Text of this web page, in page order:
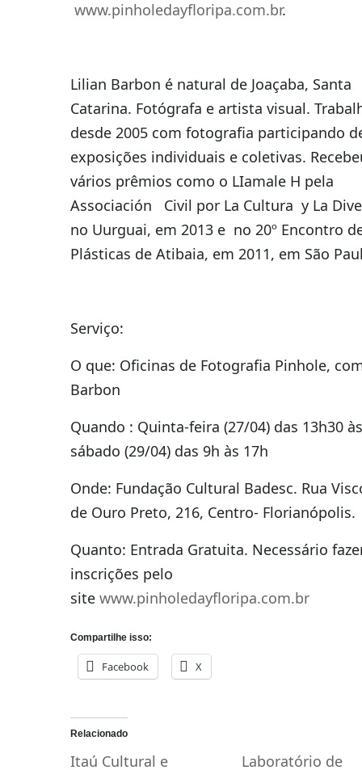
www.pinholedayfloripa.com.br.
Lilian Barbon é natural de Joaçaba, Santa
Catarina. Fotógrafa e artista visual.
desde 2005 com fotografia participando
exposições individuais e coletivas.
vários prêmios como o LIamale H pela
Associación Civil por La Cultura y La
no Uurguai, em 2013 e no 20º Encontro
Plásticas de Atibaia, em 2011, em São
Serviço:
O que: Oficinas de Fotografia Pinhole,
Barbon
Quando : Quinta-feira (27/04) das 13h30
sábado (29/04) das 9h às 17h
Onde: Fundação Cultural Badesc. Rua
de Ouro Preto, 216, Centro- Florianópolis.
Quanto: Entrada Gratuita. Necessário
inscrições pelo
site www.pinholedayfloripa.com.br
Compartilhe isso:
Facebook X
Relacionado
Itaú Cultural e Laboratório de